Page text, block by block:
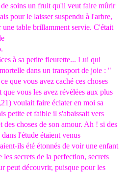
soins un fruit qu'il veut faire mûrir
pour le laisser suspendu à l'arbre,
une table brillamment servie. C'était
à sa petite fleurette... Lui qui
dans un transport de joie : "
que vous avez caché ces choses
que vous les avez révélées aux plus
voulait faire éclater en moi sa
petite et faible il s'abaissait vers
choses de son amour. Ah ! si des
l'étude étaient venus
ils été étonnés de voir une enfant
secrets de la perfection, secrets
peut découvrir, puisque pour les